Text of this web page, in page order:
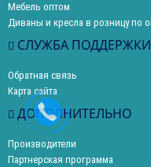
Мебель оптом
Диваны и кресла в розницу по
СЛУЖБА ПОДДЕРЖКИ
Обратная связь
Карта сайта
ДОПОЛНИТЕЛЬНО
Производители
Партнерская программа